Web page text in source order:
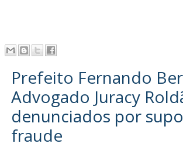
Prefeito Fernando
Advogado Juracy
denunciados por
fraude